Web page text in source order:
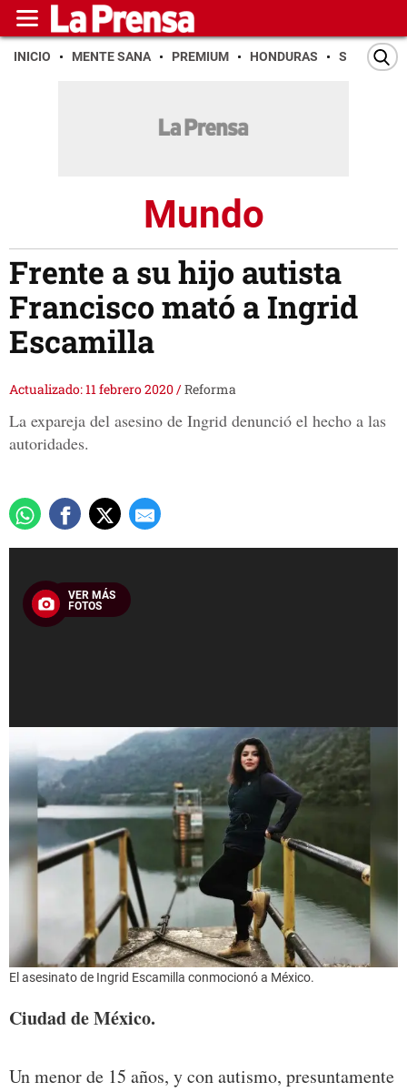
INICIO MENTE SANA PREMIUM HONDURAS SAN PEDRO
Mundo
Frente a su hijo autista
Francisco mató a Ingrid
Escamilla
Actualizado: 11 febrero 2020/Reforma
La expareja del asesino de Ingrid denunció el hecho a las
autoridades.
VER MÁS
FOTOS
El asesinato de Ingrid Escamilla conmocionó a México.
Ciudad de México.
Un menor de 15 años, y con autismo, presuntamente